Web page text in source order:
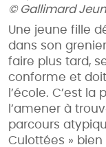
© Gallimard
Une jeune fille
dans son
faire plus tard,
conforme et
l’école. C’est
l’amener à
parcours
Culottées »